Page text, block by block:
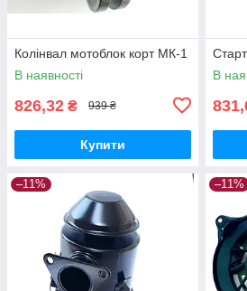
Колінвал мотоблок корт МК-1
В наявності
826,32 ₴ 939 ₴
Купити
В
–11% –11%